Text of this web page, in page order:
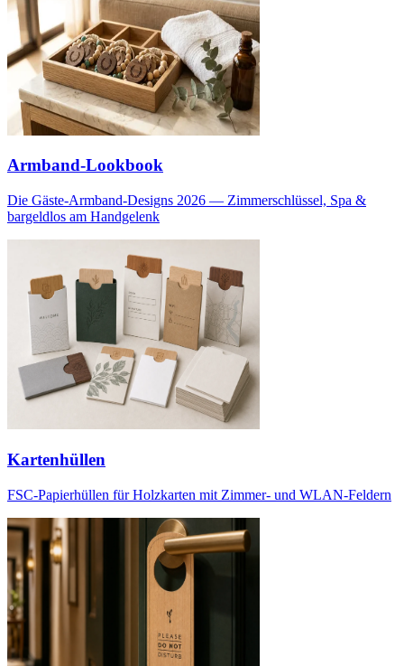
Armband-Lookbook
Die Gäste-Armband-Designs 2026 — Zimmerschlüssel, Spa &
bargeldlos am Handgelenk
Kartenhüllen
FSC-Papierhüllen für Holzkarten mit Zimmer- und WLAN-Feldern